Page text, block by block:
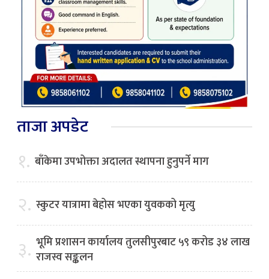
ताजा अपडेट
१. बाँकेमा उपभोक्ता अदालत स्थापना हुनुपर्ने माग
२. स्कुटर यात्रामा बेहोस भएका युवकको मृत्यु
३. भूमि प्रशासन कार्यालय तुलसीपुरबाट ५९ करोड ३४ लाख
राजस्व सङ्कलन